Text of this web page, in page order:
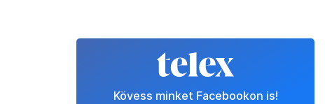
Kövess minket Facebookon is!